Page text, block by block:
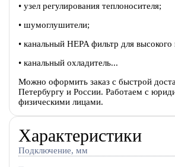
• узел регулирования теплоносителя;
• шумоглушители;
• канальный HEPA фильтр для высокого
• канальный охладитель...
Можно оформить заказ с быстрой
Петербургу и России. Работаем с
физическими лицами.
Характеристики
Подключение, мм